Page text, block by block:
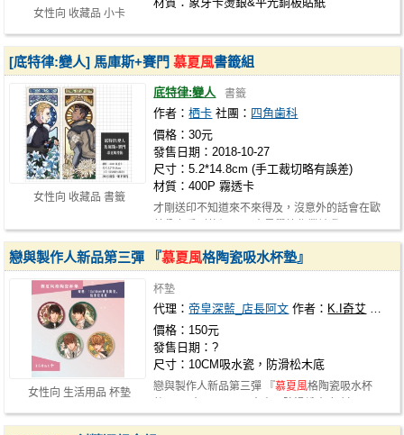
女性向 收藏品 小卡
女性向 收藏品 書籤
[底特律:變人] 馬庫斯+賽門慕夏風書籤組
底特律:變人 書籤
作者：栖卡 社團： 四角歯科
價格：30元
發售日期：2018-10-27
尺寸：5.2*14.8cm (手工裁切略有誤差)
材質：400P 霧透卡
才剛送印不知道來不來得及，沒意外的話會在歐
女性向 生活用品 杯墊
戀與製作人新品第三彈 『慕夏風格陶瓷吸水杯墊』
杯墊
代理： 帝皇深藍_店長阿文 作者： K.I奇艾 代理
價格：150元
發售日期：?
尺寸：10CM吸水瓷，防滑松木底
戀與製作人新品第三彈 『慕夏風格陶瓷吸水杯